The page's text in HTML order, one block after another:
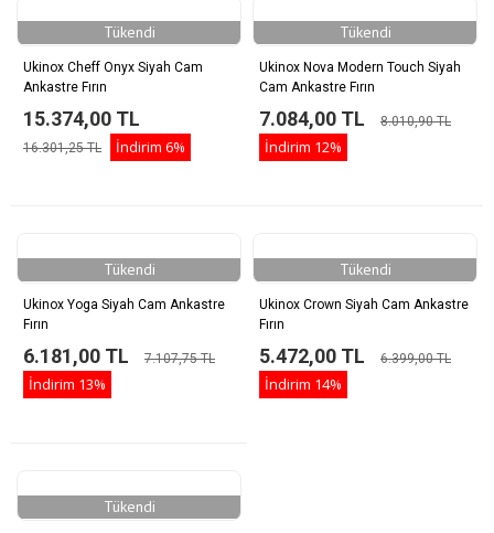
Tükendi
Ukinox Cheff Onyx Siyah Cam
Ankastre Fırın
15.374,00 TL
16.301,25 TL İndirim 6%
Tükendi
Ukinox Nova Modern Touch Siyah
Cam Ankastre Fırın
7.084,00 TL 8.010,90 TL
İndirim 12%
Tükendi
Ukinox Yoga Siyah Cam Ankastre
Fırın
6.181,00 TL 7.107,75 TL
İndirim 13%
Tükendi
Ukinox Crown Siyah Cam Ankastre
Fırın
5.472,00 TL 6.399,00 TL
İndirim 14%
Tükendi